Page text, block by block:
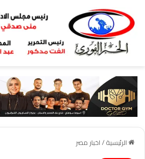
الرئيسية/اخبار مصر